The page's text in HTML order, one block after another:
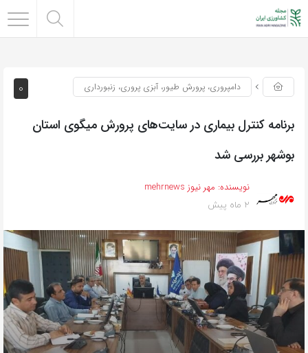
0 دامپروری، پرورش طیور، آبزی پروری، زنبورداری
برنامه کنترل بیماری در سایت‌های پرورش میگوی استان
بوشهر بررسی شد
نویسنده: مهر نیوز mehrnews
2 ماه پیش